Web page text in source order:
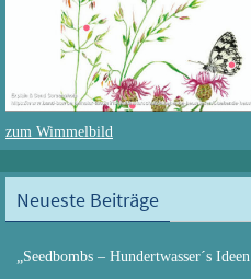
zum Wimmelbild
Neueste Beiträge
„Seedbombs – Hundertwasser´s